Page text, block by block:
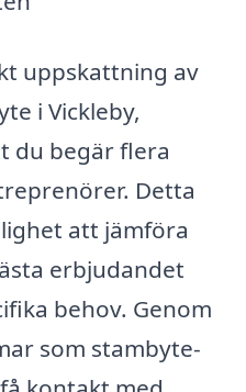
uppskattning av
i Vickleby,
du begär flera
Detta
att jämföra
erbjudandet
behov. Genom
som stambyte-